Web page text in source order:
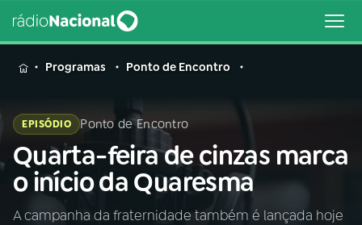
MENU
Buscar
na
Rádio
Nacional
Buscar
Programas Ponto de Encontro
EPISÓDIO Ponto de Encontro
Quarta-feira de cinzas marca
o início da Quaresma
A campanha da fraternidade também é lançada hoje